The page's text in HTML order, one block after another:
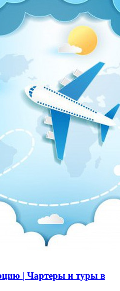
| Чартеры и туры в